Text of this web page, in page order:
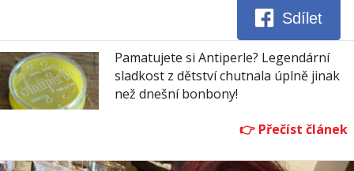
Sdílet
Pamatujete si Antiperle? Legendární
sladkost z dětství chutnala úplně jinak
než dnešní bonbony!